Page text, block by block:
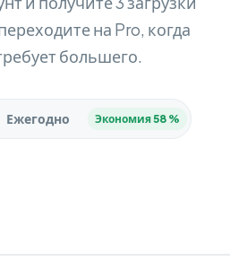
на Pro, когда
большего.
Ежегодно Экономия 58 %